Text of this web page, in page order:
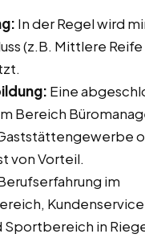
In der Regel wird
(z.B. Mittlere
Eine
Bereich
von Vorteil.
im
Sportbereich in